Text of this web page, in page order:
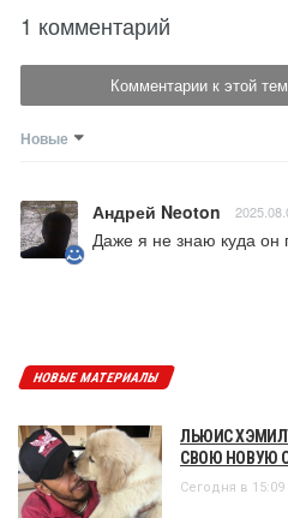
1 комментарий
Комментарии к этой
Новые
Андрей Neoton
Даже я не знаю куда он
НОВЫЕ МАТЕРИАЛЫ
ЛЬЮИС
СВОЮ НОВУЮ
Сегодня в 15:09